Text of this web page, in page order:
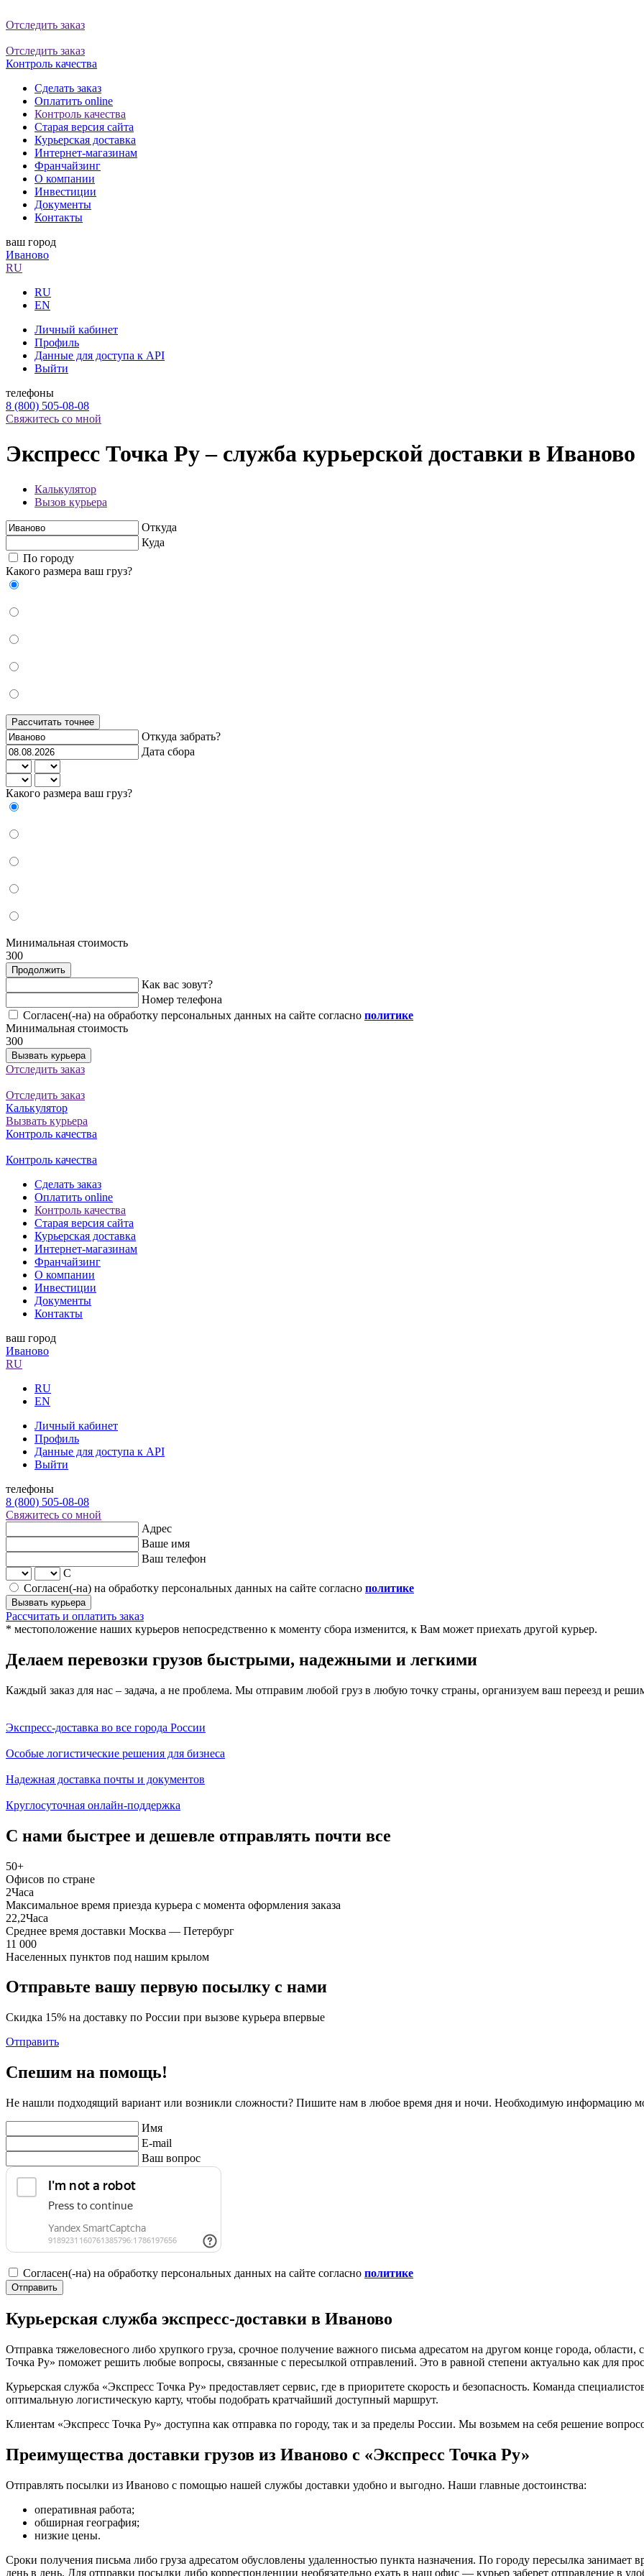
Отследить заказ
Отследить заказ
Контроль качества
Сделать заказ
Оплатить online
Контроль качества
Старая версия сайта
Курьерская доставка
Интернет-магазинам
Франчайзинг
О компании
Инвестиции
Документы
Контакты
ваш город
Иваново
RU
RU
EN
Личный кабинет
Профиль
Данные для доступа к API
Выйти
телефоны
8 (800) 505-08-08
Свяжитесь со мной
Экспресс Точка Ру – служба курьерской доставки в Иваново
Калькулятор
Вызов курьера
Откуда
Куда
По городу
Какого размера ваш груз?
Рассчитать точнее
Откуда забрать?
Дата сбора
Какого размера ваш груз?
Минимальная стоимость
300
Продолжить
Как вас зовут?
Номер телефона
Согласен(-на) на обработку персональных данных на сайте согласно политике
Минимальная стоимость
300
Вызвать курьера
Отследить заказ
Отследить заказ
Калькулятор
Вызвать курьера
Контроль качества
Контроль качества
Сделать заказ
Оплатить online
Контроль качества
Старая версия сайта
Курьерская доставка
Интернет-магазинам
Франчайзинг
О компании
Инвестиции
Документы
Контакты
ваш город
Иваново
RU
RU
EN
Личный кабинет
Профиль
Данные для доступа к API
Выйти
телефоны
8 (800) 505-08-08
Свяжитесь со мной
Адрес
Ваше имя
Ваш телефон
С
Согласен(-на) на обработку персональных данных на сайте согласно политике
Вызвать курьера
Рассчитать и оплатить заказ
* местоположение наших курьеров непосредственно к моменту сбора изменится, к Вам может приехать другой курьер.
Делаем перевозки грузов быстрыми, надежными и легкими
Каждый заказ для нас – задача, а не проблема. Мы отправим любой груз в любую точку страны, организуем ваш переезд и
Экспресс-доставка во все города России
Особые логистические решения для бизнеса
Надежная доставка почты и документов
Круглосуточная онлайн-поддержка
С нами быстрее и дешевле отправлять почти все
50+
Офисов по стране
2Часа
Максимальное время приезда курьера с момента оформления заказа
22,2Часа
Среднее время доставки Москва — Петербург
11 000
Населенных пунктов под нашим крылом
Отправьте вашу первую посылку с нами
Скидка 15% на доставку по России при вызове курьера впервые
Отправить
Спешим на помощь!
Не нашли подходящий вариант или возникли сложности? Пишите нам в любое время дня и ночи. Необходимую информацию
Имя
E-mail
Ваш вопрос
Согласен(-на) на обработку персональных данных на сайте согласно политике
Отправить
Курьерская служба экспресс-доставки в Иваново
Отправка тяжеловесного либо хрупкого груза, срочное получение важного письма адресатом на другом конце города,
Точка Ру» поможет решить любые вопросы, связанные с пересылкой отправлений. Это в равной степени актуально как для
Курьерская служба «Экспресс Точка Ру» предоставляет сервис, где в приоритете скорость и безопасность. Команда
оптимальную логистическую карту, чтобы подобрать кратчайший доступный маршрут.
Клиентам «Экспресс Точка Ру» доступна как отправка по городу, так и за пределы России. Мы возьмем на себя решение
Преимущества доставки грузов из Иваново с «Экспресс Точка Ру»
Отправлять посылки из Иваново с помощью нашей службы доставки удобно и выгодно. Наши главные достоинства:
оперативная работа;
обширная география;
низкие цены.
Сроки получения письма либо груза адресатом обусловлены удаленностью пункта назначения. По городу пересылка занимает
день в день. Для отправки посылки либо корреспонденции необязательно ехать в наш офис — курьер заберет отправление в